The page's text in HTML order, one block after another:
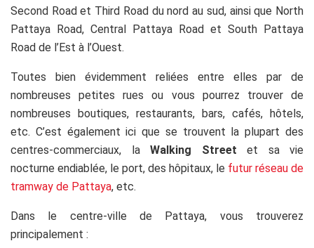
Second Road et Third Road du nord au sud, ainsi que North
Pattaya Road, Central Pattaya Road et South Pattaya
Road de l’Est à l’Ouest.
Toutes bien évidemment reliées entre elles par de
nombreuses petites rues ou vous pourrez trouver de
nombreuses boutiques, restaurants, bars, cafés, hôtels,
etc. C’est également ici que se trouvent la plupart des
centres-commerciaux, la Walking Street et sa vie
nocturne endiablée, le port, des hôpitaux, le futur réseau de
tramway de Pattaya, etc.
Dans le centre-ville de Pattaya, vous trouverez
principalement :